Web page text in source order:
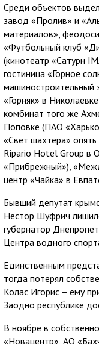
Среди объектов
завод «Пролив» и
материалов»,
«Футбольный клуб
(кинотеатр «Сатурн
гостиница «Горное
машиностроительный
«Горняк» в
комбинат того же
Поповке (ПАО
«Свет шахтера»
Ripario Hotel Group в
«Прибрежный»),
центр «Чайка» в
Бывший депутат
Нестор Шуфрич
губернатор
Центра водного
Единственным
тогда потерял
Колас Игорис – ему
Заодно республике
В ноябре в
«Новацентр», АО